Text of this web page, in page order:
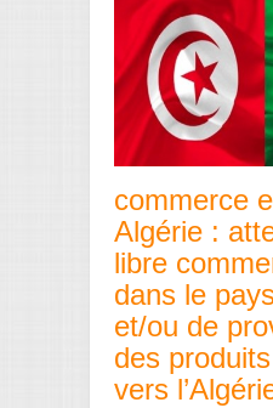
commerce
Algérie :
libre
dans le
et/ou de
des
vers